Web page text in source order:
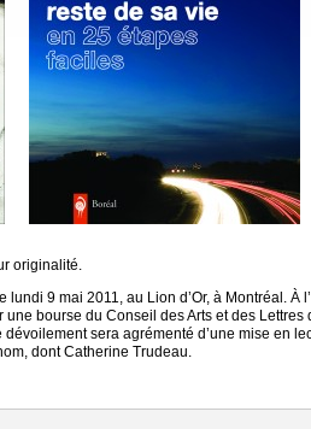
originalité.
9 mai 2011, au Lion d’Or, à Montréal. À
une bourse du Conseil des Arts et des
dévoilement sera agrémenté d’une mise en
dont Catherine Trudeau.